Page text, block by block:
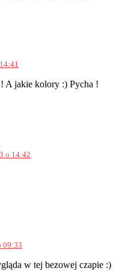
A jakie kolory :) Pycha !
o 14:42
09:33
w tej bezowej czapie :)